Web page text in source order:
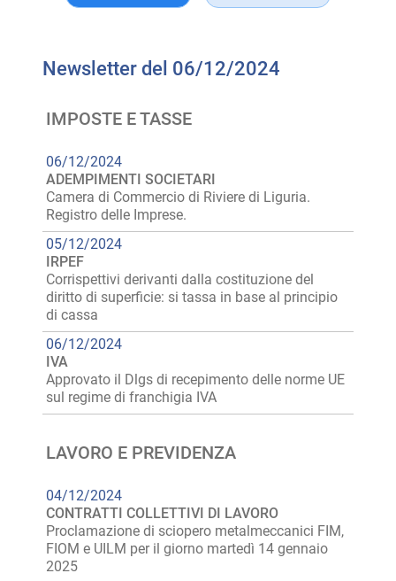
Newsletter del 06/12/2024
IMPOSTE E TASSE
06/12/2024
ADEMPIMENTI SOCIETARI
Camera di Commercio di Riviere di Liguria.
Registro delle Imprese.
05/12/2024
IRPEF
Corrispettivi derivanti dalla costituzione del
diritto di superficie: si tassa in base al principio
di cassa
06/12/2024
IVA
Approvato il Dlgs di recepimento delle norme UE
sul regime di franchigia IVA
LAVORO E PREVIDENZA
04/12/2024
CONTRATTI COLLETTIVI DI LAVORO
Proclamazione di sciopero metalmeccanici FIM,
FIOM e UILM per il giorno martedì 14 gennaio
2025